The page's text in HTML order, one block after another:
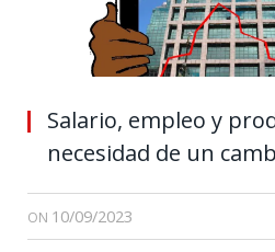
Salario, empleo y
necesidad de un
ON 10/09/2023